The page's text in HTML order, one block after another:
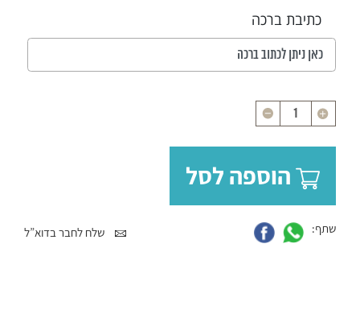
כתיבת ברכה
כמות
הוספה לסל
שתף: שלח לחבר בדוא”ל